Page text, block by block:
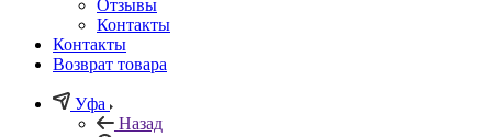
Отзывы
Контакты
Контакты
Возврат товара
Уфа
Назад